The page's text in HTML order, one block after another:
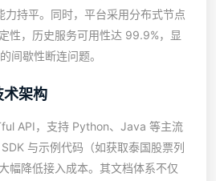
持平。同时，平台采用分布式节点
性，历史服务可用性达 99.9%，显
间歇性断连问题。
术架构
API，支持 Python、Java 等主流
与示例代码（如获取泰国股票列
幅降低接入成本。其文档体系不仅